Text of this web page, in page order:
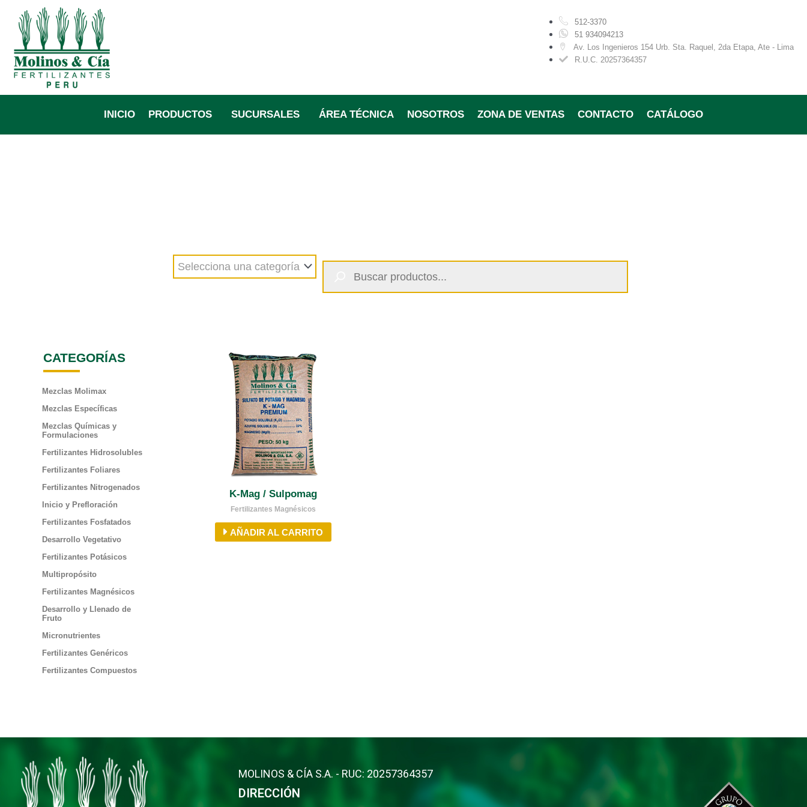
contenido
512-3370
51 934094213
Av. Los Ingenieros 154 Urb. Sta. Raquel, 2da Etapa, Ate - Lima
R.U.C. 20257364357
INICIO PRODUCTOS SUCURSALES ÁREA TÉCNICA NOSOTROS ZONA DE VENTAS CONTACTO CATÁLOGO
Selecciona una categoría
Búsqueda
productos
CATEGORÍAS
Mezclas Molimax
Mezclas Específicas
Mezclas Químicas y
Formulaciones
Fertilizantes Hidrosolubles
Fertilizantes Foliares
Fertilizantes Nitrogenados
Inicio y Prefloración
Fertilizantes Fosfatados
Desarrollo Vegetativo
Fertilizantes Potásicos
Multipropósito
Fertilizantes Magnésicos
Desarrollo y Llenado de
Fruto
Micronutrientes
Fertilizantes Genéricos
Fertilizantes Compuestos
K-Mag / Sulpomag
Fertilizantes Magnésicos
AÑADIR AL CARRITO
MOLINOS & CÍA S.A. - RUC: 20257364357
DIRECCIÓN